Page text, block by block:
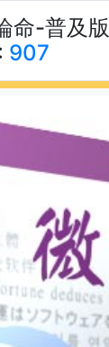
命-普及版
907